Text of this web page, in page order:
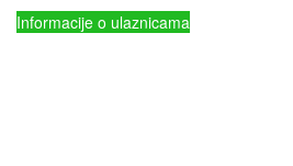
Informacije o ulaznicama